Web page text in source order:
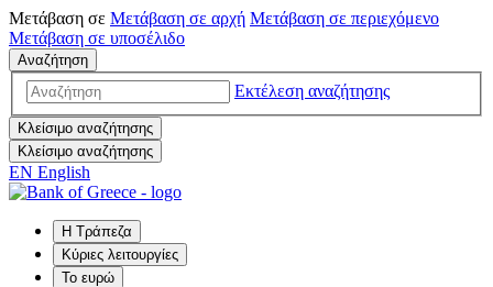
Μετάβαση σε Μετάβαση σε αρχή Μετάβαση σε περιεχόμενο
Μετάβαση σε υποσέλιδο
Αναζήτηση
Εκτέλεση αναζήτησης
Κλείσιμο αναζήτησης
Κλείσιμο αναζήτησης
EN English
Η Τράπεζα
Κύριες λειτουργίες
Το ευρώ